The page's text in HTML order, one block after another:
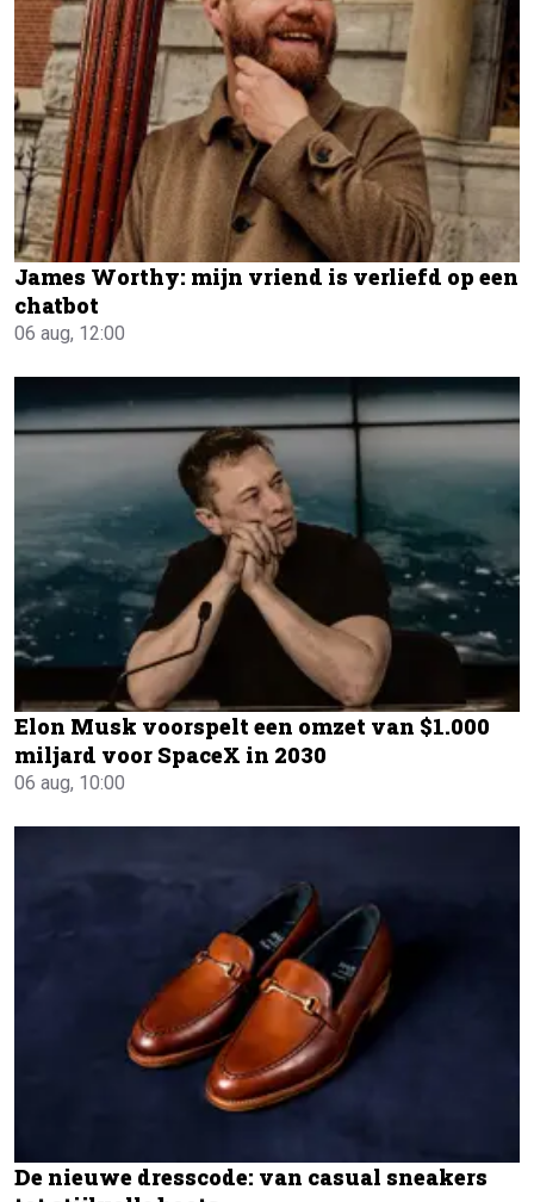
James Worthy: mijn vriend is verliefd op een
chatbot
06 aug, 12:00
Elon Musk voorspelt een omzet van $1.000
miljard voor SpaceX in 2030
06 aug, 10:00
De nieuwe dresscode: van casual sneakers